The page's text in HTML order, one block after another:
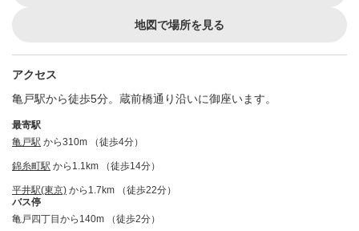
地図で場所を見る
アクセス
亀戸駅から徒歩5分。蔵前橋通り沿いに御座います。
最寄駅
亀戸駅 から310m （徒歩4分）
錦糸町駅 から1.1km （徒歩14分）
平井駅(東京) から1.7km （徒歩22分）
バス停
亀戸四丁目から140m （徒歩2分）